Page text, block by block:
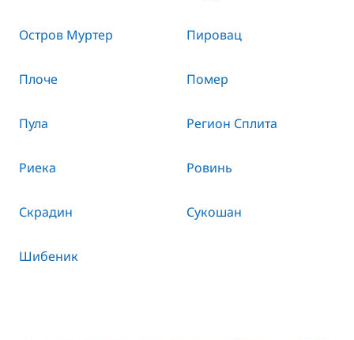
Остров Муртер Пировац
Плоче Помер
Пула Регион Сплита
Риека Ровинь
Скрадин Сукошан
Шибеник